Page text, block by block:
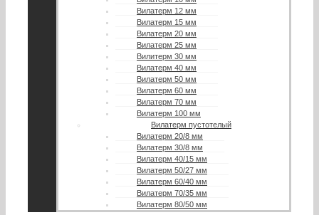
Вилатерм 12 мм
Вилатерм 15 мм
Вилатерм 20 мм
Вилатерм 25 мм
Вилитерм 30 мм
Вилатерм 40 мм
Вилатерм 50 мм
Вилатерм 60 мм
Вилатерм 70 мм
Вилатерм 100 мм
Вилатерм пустотелый
Вилатерм 20/8 мм
Вилатерм 30/8 мм
Вилатерм 40/15 мм
Вилатерм 50/27 мм
Вилатерм 60/40 мм
Вилатерм 70/35 мм
Вилатерм 80/50 мм